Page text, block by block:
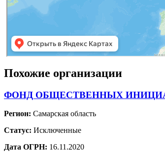
Похожие организации
ФОНД ОБЩЕСТВЕННЫХ
Регион: Самарская область
Статус: Исключенные
Дата ОГРН: 16.11.2020